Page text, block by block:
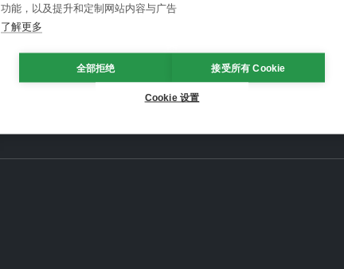
功能，以及提升和定制网站内容与广告
了解更多
全部拒绝 接受所有 Cookie
Cookie 设置